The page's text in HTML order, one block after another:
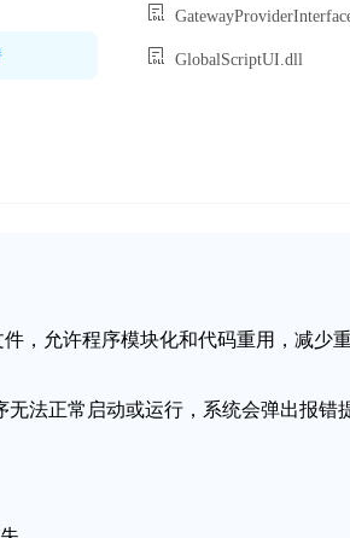
GlobalScriptUI.dll
，允许程序模块化和代码重用，减少
法正常启动或运行，系统会弹出报错